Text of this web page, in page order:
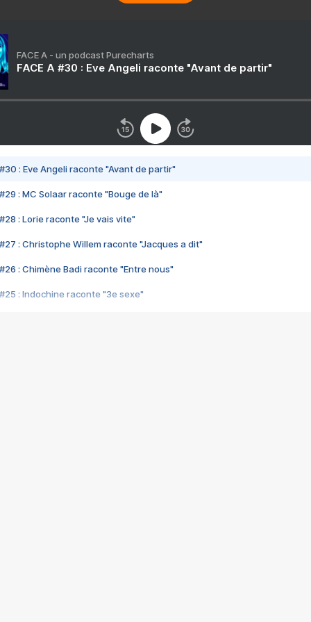
FACE A - un podcast Purecharts
FACE A #30 : Eve Angeli raconte "Avant de partir"
#30 : Eve Angeli raconte "Avant de partir"
#29 : MC Solaar raconte "Bouge de là"
#28 : Lorie raconte "Je vais vite"
#27 : Christophe Willem raconte "Jacques a dit"
#26 : Chimène Badi raconte "Entre nous"
#25 : Indochine raconte "3e sexe"